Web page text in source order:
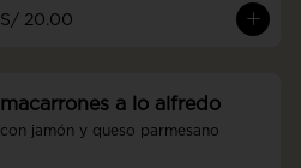
S/ 20.00
macarrones a lo alfredo
con jamón y queso parmesano